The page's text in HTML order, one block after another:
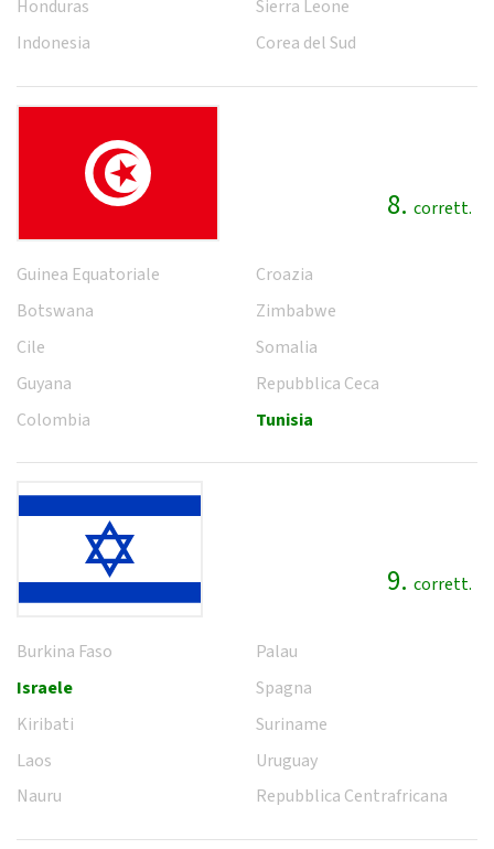
Honduras
Indonesia
Sierra Leone
Corea del Sud
8. corrett.
Guinea Equatoriale
Botswana
Cile
Guyana
Colombia
Croazia
Zimbabwe
Somalia
Repubblica Ceca
Tunisia
9. corrett.
Burkina Faso
Israele
Kiribati
Laos
Nauru
Palau
Spagna
Suriname
Uruguay
Repubblica Centrafricana